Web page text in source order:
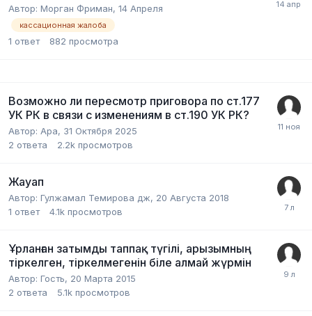
Автор: Морган Фриман, 14 Апреля
кассационная жалоба
1 ответ 882 просмотра
Возможно ли пересмотр приговора по ст.177
УК РК в связи с изменениям в ст.190 УК РК?
Автор: Apa, 31 Октября 2025
2 ответа 2.2k просмотров
Жауап
Автор: Гулжамал Темирова дж, 20 Августа 2018
1 ответ 4.1k просмотров
Ұрланған затымды таппақ түгілі, арызымның
тіркелген, тіркелмегенін біле алмай жүрмін
Автор: Гость, 20 Марта 2015
2 ответа 5.1k просмотров